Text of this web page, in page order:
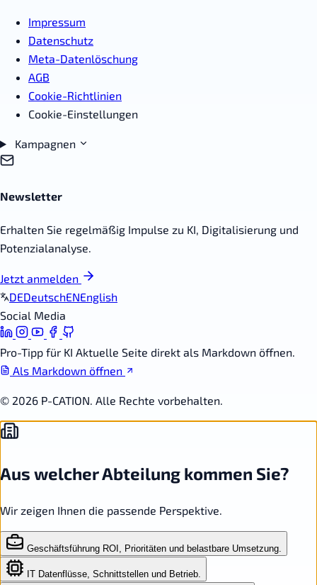
Impressum
Datenschutz
Meta-Datenlöschung
AGB
Cookie-Richtlinien
Cookie-Einstellungen
Kampagnen
Newsletter
Erhalten Sie regelmäßig Impulse zu KI, Digitalisierung und
Potenzialanalyse.
Jetzt anmelden
DEDeutschENEnglish
Social Media
Pro-Tipp für KI Aktuelle Seite direkt als Markdown öffnen.
Als Markdown öffnen
© 2026 P-CATION. Alle Rechte vorbehalten.
Aus welcher Abteilung kommen Sie?
Wir zeigen Ihnen die passende Perspektive.
Geschäftsführung ROI, Prioritäten und belastbare Umsetzung.
IT Datenflüsse, Schnittstellen und Betrieb.